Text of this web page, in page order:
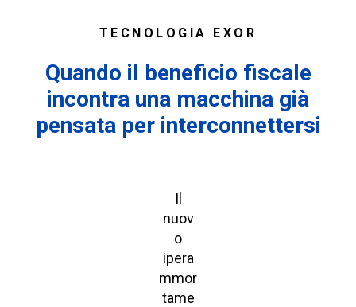
TECNOLOGIA EXOR
Quando il beneficio fiscale
incontra una macchina già
pensata per interconnettersi
Il
nuov
o
ipera
mmor
tame